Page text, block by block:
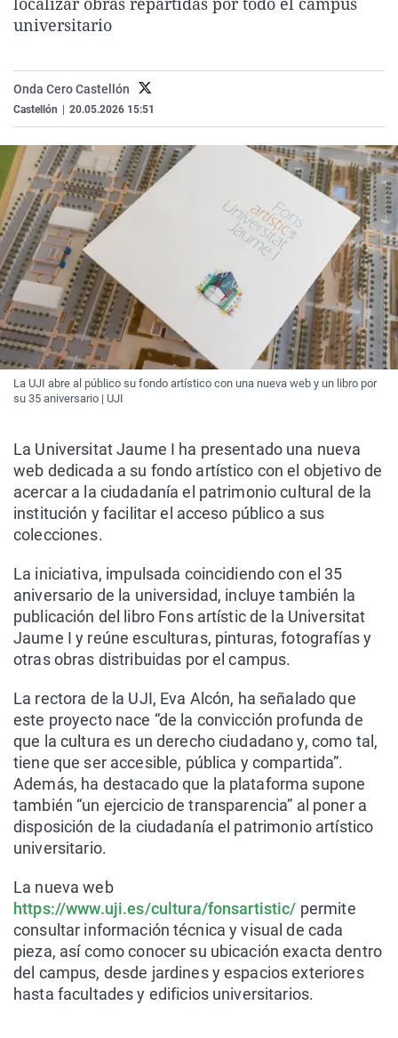
La rosa de los vientos
Como el perro y el
Caso
Equipo de
Extremadura
La Rioja
Virales
Elecciones
universitario
Onda Cero Castellón
Castellón 20.05.2026 15:51
La UJI abre al público su fondo artístico con una nueva web y un libro por
su 35 aniversario | UJI
La Universitat Jaume I ha presentado una nueva
web dedicada a su fondo artístico con el objetivo de
acercar a la ciudadanía el patrimonio cultural de la
institución y facilitar el acceso público a sus
colecciones.
La iniciativa, impulsada coincidiendo con el 35
aniversario de la universidad, incluye también la
publicación del libro Fons artístic de la Universitat
Jaume I y reúne esculturas, pinturas, fotografías y
otras obras distribuidas por el campus.
La rectora de la UJI, Eva Alcón, ha señalado que
este proyecto nace “de la convicción profunda de
que la cultura es un derecho ciudadano y, como tal,
tiene que ser accesible, pública y compartida”.
Además, ha destacado que la plataforma supone
también “un ejercicio de transparencia” al poner a
disposición de la ciudadanía el patrimonio artístico
universitario.
La nueva web
https://www.uji.es/cultura/fonsartistic/ permite
consultar información técnica y visual de cada
pieza, así como conocer su ubicación exacta dentro
del campus, desde jardines y espacios exteriores
hasta facultades y edificios universitarios.